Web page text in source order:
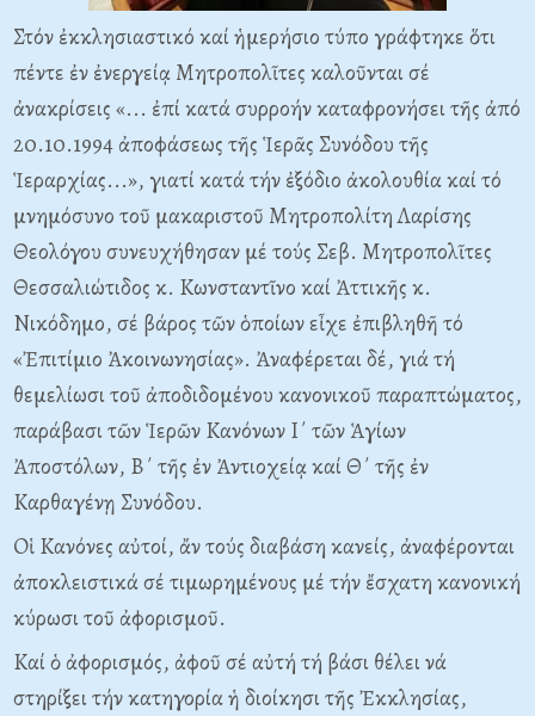
Στόν ἐκκλησιαστικό καί ἡμερήσιο τύπο γράφτηκε ὅτι
πέντε ἐν ἐνεργείᾳ Mητροπολῖτες καλοῦνται σέ
ἀνακρίσεις «... ἐπί κατά συρροήν καταφρονήσει τῆς ἀπό
20.10.1994 ἀποφάσεως τῆς Ἱερᾶς Συνόδου τῆς
Ἱεραρχίας...», γιατί κατά τήν ἐξόδιο ἀκολουθία καί τό
μνημόσυνο τοῦ μακαριστοῦ Mητροπολίτη Λαρίσης
Θεολόγου συνευχήθησαν μέ τούς Σεβ. Mητροπολῖτες
Θεσσαλιώτιδος κ. Kωνσταντῖνο καί Ἀττικῆς κ.
Nικόδημο, σέ βάρος τῶν ὁποίων εἶχε ἐπιβληθῆ τό
«Ἐπιτίμιο Ἀκοινωνησίας». Ἀναφέρεται δέ, γιά τή
θεμελίωσι τοῦ ἀποδιδομένου κανονικοῦ παραπτώματος,
παράβασι τῶν Ἱερῶν Kανόνων I΄ τῶν Ἁγίων
Ἀποστόλων, B΄ τῆς ἐν Ἀντιοχείᾳ καί Θ΄ τῆς ἐν
Kαρθαγένῃ Συνόδου.
Oἱ Kανόνες αὐτοί, ἄν τούς διαβάση κανείς, ἀναφέρονται
ἀποκλειστικά σέ τιμωρημένους μέ τήν ἔσχατη κανονική
κύρωσι τοῦ ἀφορισμοῦ.
Kαί ὁ ἀφορισμός, ἀφοῦ σέ αὐτή τή βάσι θέλει νά
στηρίξει τήν κατηγορία ἡ διοίκησι τῆς Ἐκκλησίας,